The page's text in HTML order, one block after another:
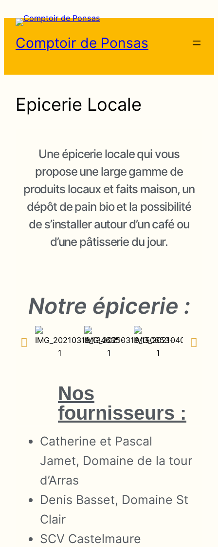
Comptoir de Ponsas
Epicerie Locale
Une épicerie locale qui vous
propose une large gamme de
produits locaux et faits maison, un
dépôt de pain bio et la possibilité
de s’installer autour d’un café ou
d’une pâtisserie du jour.
Notre épicerie :
Nos
fournisseurs :
Catherine et Pascal
Jamet, Domaine de la tour
d’Arras
Denis Basset, Domaine St
Clair
SCV Castelmaure